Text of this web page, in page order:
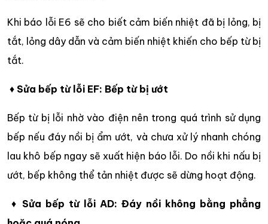
Khi báo lỗi E6 sẽ cho biết cảm biến nhiệt đã bị lỏng, bị
tắt, lỏng dây dẫn và cảm biến nhiệt khiến cho bếp từ bị
tắt.
♦ Sửa bếp từ lỗi EF: Bếp từ bị ướt
Bếp từ bị lỗi nhờ vào điện nên trong quá trình sử dụng
bếp nếu đáy nồi bị ẩm ướt, và chưa xử lý nhanh chóng
lau khô bếp ngay sẽ xuất hiện báo lỗi. Do nồi khi nấu bị
ướt, bếp không thể tản nhiệt được sẽ dừng hoạt động.
♦ Sửa bếp từ lỗi AD: Đáy nồi không bằng phẳng